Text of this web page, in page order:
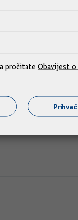
o obnovi razvoju
Hrvatske i
pročitate Obavijest o